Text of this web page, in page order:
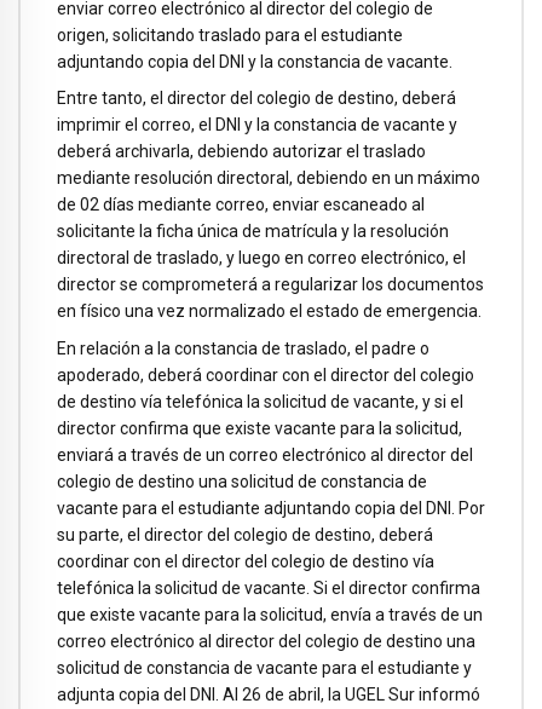
enviar correo electrónico al director del colegio de
origen, solicitando traslado para el estudiante
adjuntando copia del DNI y la constancia de vacante.
Entre tanto, el director del colegio de destino, deberá
imprimir el correo, el DNI y la constancia de vacante y
deberá archivarla, debiendo autorizar el traslado
mediante resolución directoral, debiendo en un máximo
de 02 días mediante correo, enviar escaneado al
solicitante la ficha única de matrícula y la resolución
directoral de traslado, y luego en correo electrónico, el
director se comprometerá a regularizar los documentos
en físico una vez normalizado el estado de emergencia.
En relación a la constancia de traslado, el padre o
apoderado, deberá coordinar con el director del colegio
de destino vía telefónica la solicitud de vacante, y si el
director confirma que existe vacante para la solicitud,
enviará a través de un correo electrónico al director del
colegio de destino una solicitud de constancia de
vacante para el estudiante adjuntando copia del DNI. Por
su parte, el director del colegio de destino, deberá
coordinar con el director del colegio de destino vía
telefónica la solicitud de vacante. Si el director confirma
que existe vacante para la solicitud, envía a través de un
correo electrónico al director del colegio de destino una
solicitud de constancia de vacante para el estudiante y
adjunta copia del DNI. Al 26 de abril, la UGEL Sur informó